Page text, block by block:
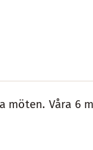
Våra 6